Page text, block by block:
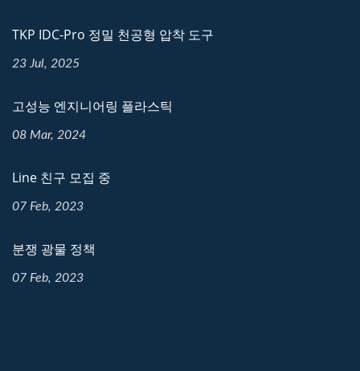
TKP IDC-Pro 정밀 천공형 압착 도구
23 Jul, 2025
고성능 엔지니어링 플라스틱
08 Mar, 2024
Line 친구 모집 중
07 Feb, 2023
분쟁 광물 정책
07 Feb, 2023